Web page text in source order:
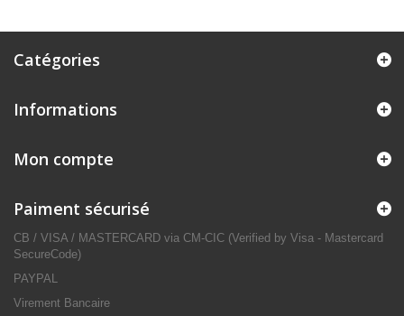
Catégories
Informations
Mon compte
Paiment sécurisé
CB / VISA / MASTERCARD via CM-CIC (Verified by Visa - Mastercard
SecureCode)
PAYPAL
Virement Bancaire